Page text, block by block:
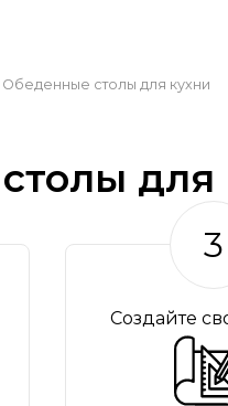
Обеденные столы для кухни
для
3
Создайте